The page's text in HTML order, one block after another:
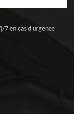
7 en cas d'urgence